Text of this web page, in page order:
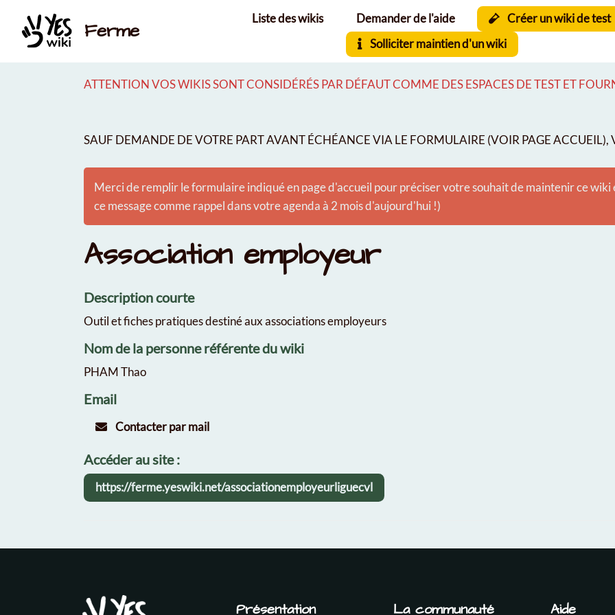
Aller au contenu principal
Ferme
Liste des wikis Demander de l'aide
Créer un wiki de test
Solliciter maintien d'un wiki
ATTENTION VOS WIKIS SONT CONSIDÉRÉS PAR DÉFAUT COMME DES ESPACES DE TEST ET
SAUF DEMANDE DE VOTRE PART AVANT ÉCHÉANCE VIA LE FORMULAIRE (VOIR PAGE ACCUEIL),
Merci de remplir le formulaire indiqué en page d'accueil pour préciser votre souhait de maintenir ce wiki
ce message comme rappel dans votre agenda à 2 mois d'aujourd'hui !)
Association employeur
Description courte
Outil et fiches pratiques destiné aux associations employeurs
Nom de la personne référente du wiki
PHAM Thao
Email
Contacter par mail
Accéder au site :
https://ferme.yeswiki.net/associationemployeurliguecvl
Présentation La communauté Aide